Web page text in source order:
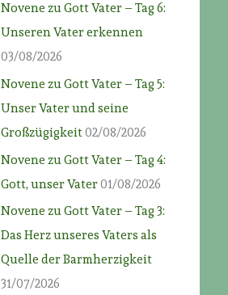
Novene zu Gott Vater – Tag 6:
Unseren Vater erkennen
03/08/2026
Novene zu Gott Vater – Tag 5:
Unser Vater und seine
Großzügigkeit02/08/2026
Novene zu Gott Vater – Tag 4:
Gott, unser Vater01/08/2026
Novene zu Gott Vater – Tag 3:
Das Herz unseres Vaters als
Quelle der Barmherzigkeit
31/07/2026